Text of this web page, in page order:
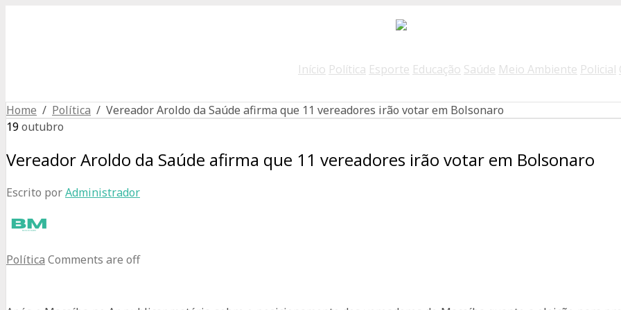
Início Política Esporte Educação Saúde Meio Ambiente Policial
Home / Política / Vereador Aroldo da Saúde afirma que 11 vereadores irão votar em Bolsonaro
19outubro
Vereador Aroldo da Saúde afirma que 11 vereadores irão votar em Bolsonaro
Escrito porAdministrador
Política Comments are off